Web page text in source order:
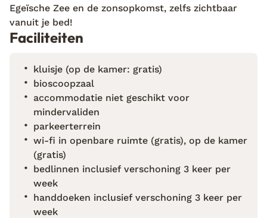
Egeïsche Zee en de zonsopkomst, zelfs zichtbaar
vanuit je bed!
Faciliteiten
kluisje (op de kamer: gratis)
bioscoopzaal
accommodatie niet geschikt voor
mindervaliden
parkeerterrein
wi-fi in openbare ruimte (gratis), op de kamer
(gratis)
bedlinnen inclusief verschoning 3 keer per
week
handdoeken inclusief verschoning 3 keer per
week